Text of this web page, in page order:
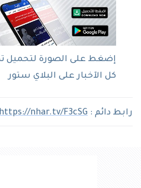
إضغط على الصورة لتحميل
كل الآخبار على البلاي ستور
رابط دائم : nhar.tv/F3cSG